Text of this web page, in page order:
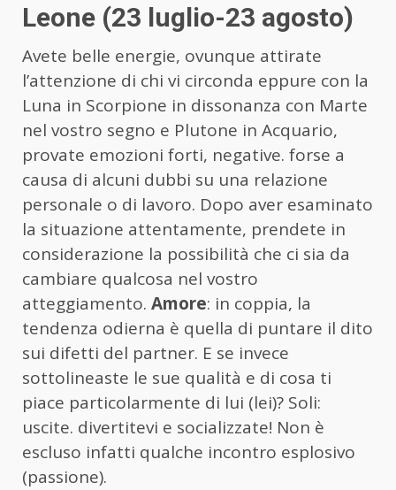
Leone (23 luglio-23 agosto)
Avete belle energie, ovunque attirate
l’attenzione di chi vi circonda eppure con la
Luna in Scorpione in dissonanza con Marte
nel vostro segno e Plutone in Acquario,
provate emozioni forti, negative. forse a
causa di alcuni dubbi su una relazione
personale o di lavoro. Dopo aver esaminato
la situazione attentamente, prendete in
considerazione la possibilità che ci sia da
cambiare qualcosa nel vostro
atteggiamento. Amore: in coppia, la
tendenza odierna è quella di puntare il dito
sui difetti del partner. E se invece
sottolineaste le sue qualità e di cosa ti
piace particolarmente di lui (lei)? Soli:
uscite. divertitevi e socializzate! Non è
escluso infatti qualche incontro esplosivo
(passione).